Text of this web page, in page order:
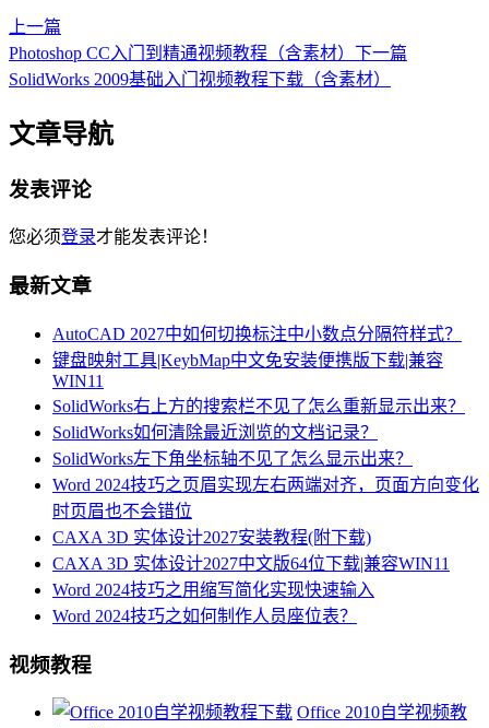
上一篇
Photoshop CC入门到精通视频教程（含素材） 下一篇
SolidWorks 2009基础入门视频教程下载（含素材）
文章导航
发表评论
您必须登录才能发表评论！
最新文章
AutoCAD 2027中如何切换标注中小数点分隔符样式？
键盘映射工具|KeybMap中文免安装便携版下载|兼容
WIN11
SolidWorks右上方的搜索栏不见了怎么重新显示出来？
SolidWorks如何清除最近浏览的文档记录？
SolidWorks左下角坐标轴不见了怎么显示出来？
Word 2024技巧之页眉实现左右两端对齐，页面方向变化
时页眉也不会错位
CAXA 3D 实体设计2027安装教程(附下载)
CAXA 3D 实体设计2027中文版64位下载|兼容WIN11
Word 2024技巧之用缩写简化实现快速输入
Word 2024技巧之如何制作人员座位表？
视频教程
Office 2010自学视频教